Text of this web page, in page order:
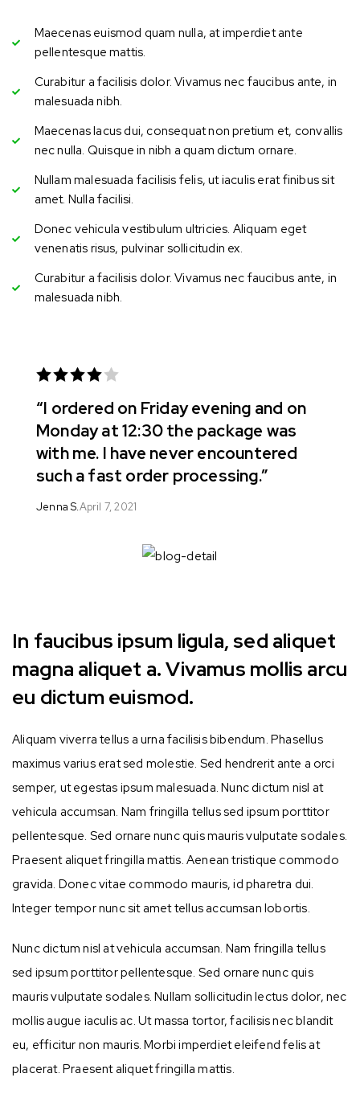
Maecenas euismod quam nulla, at imperdiet ante
pellentesque mattis.
Curabitur a facilisis dolor. Vivamus nec faucibus ante, in
malesuada nibh.
Maecenas lacus dui, consequat non pretium et, convallis
nec nulla. Quisque in nibh a quam dictum ornare.
Nullam malesuada facilisis felis, ut iaculis erat finibus sit
amet. Nulla facilisi.
Donec vehicula vestibulum ultricies. Aliquam eget
venenatis risus, pulvinar sollicitudin ex.
Curabitur a facilisis dolor. Vivamus nec faucibus ante, in
malesuada nibh.
“I ordered on Friday evening and on
Monday at 12:30 the package was
with me. I have never encountered
such a fast order processing.”
out of 5
Jenna S.April 7, 2021
In faucibus ipsum ligula, sed aliquet
magna aliquet a. Vivamus mollis arcu
eu dictum euismod.
Aliquam viverra tellus a urna facilisis bibendum. Phasellus
maximus varius erat sed molestie. Sed hendrerit ante a orci
semper, ut egestas ipsum malesuada. Nunc dictum nisl at
vehicula accumsan. Nam fringilla tellus sed ipsum porttitor
pellentesque. Sed ornare nunc quis mauris vulputate sodales.
Praesent aliquet fringilla mattis. Aenean tristique commodo
gravida. Donec vitae commodo mauris, id pharetra dui.
Integer tempor nunc sit amet tellus accumsan lobortis.
Nunc dictum nisl at vehicula accumsan. Nam fringilla tellus
sed ipsum porttitor pellentesque. Sed ornare nunc quis
mauris vulputate sodales. Nullam sollicitudin lectus dolor, nec
mollis augue iaculis ac. Ut massa tortor, facilisis nec blandit
eu, efficitur non mauris. Morbi imperdiet eleifend felis at
placerat. Praesent aliquet fringilla mattis.